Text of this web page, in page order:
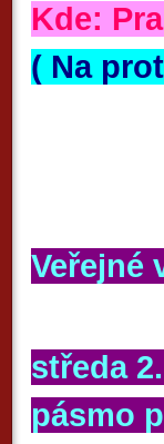
Kde:
( Na
Veřejné
středa
pásmo